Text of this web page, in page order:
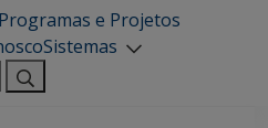
Programas e Projetos
Sistemas